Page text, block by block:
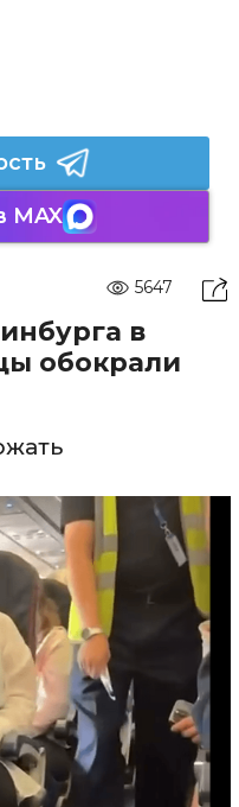
MAX
5647
в
обокрали